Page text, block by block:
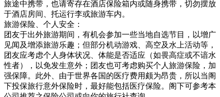
旅途中携带，也请寄存在酒店保险箱内或随身携带，切勿摆放
于酒店房间、托运行李或旅游车内。
旅游保险、个人安全：
团友于出外旅游期间，有机会参加一些当地自选节目，以增广
见闻及增添旅游乐趣；但部分机动游戏、高空及水上活动等，
团友应考虑个人身体状况、体能是否适应（如畏高症或不谙水
性者），以免发生意外；团友也可考虑购买个人旅游保险，加
强保障。此外、由于世界各国的医疗费用颇为昂贵，所以当阁
下投保旅行意外保险时，最好能包括医疗保险。阁下可参考本